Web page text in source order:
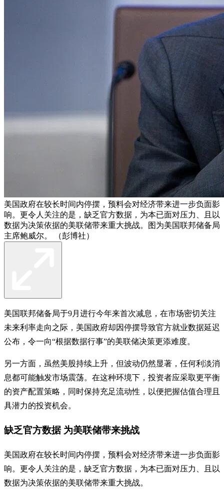
美国政府在较长时间内停摆，预料会对经济带来进一步负面影
响。更令人关注的是，缺乏官方数据，为本已面对压力、且以
数据为决策依据的美联储带来重大挑战。图为美国联邦储备局
主席鲍威尔。 （彭博社）
美国联邦储备局于9月进行今年来首次减息，在市场密切关注
未来利率走向之际，美国政府却因停摆导致官方就业数据延迟
公布，令一向“根据数据行事”的美联储决策更添难度。
另一方面，虽然美股持续上升，但波动仍然显著，任何利淡消
息都可能触发市场震荡。在这种环境下，投资者应采取更平衡
的资产配置策略，同时保持充足流动性，以便把握估值合理且
具潜力的投资机会。
缺乏官方数据 为美联储带来挑战
美国政府在较长时间内停摆，预料会对经济带来进一步负面影
响。更令人关注的是，缺乏官方数据，为本已面对压力、且以
数据为决策依据的美联储带来重大挑战。